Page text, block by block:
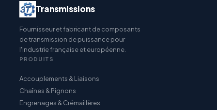
Transmissions
Fournisseur et fabricant de composants
de transmission de puissance pour
l'industrie française et européenne.
PRODUITS
Accouplements & Liaisons
Chaînes & Pignons
Engrenages & Crémaillères